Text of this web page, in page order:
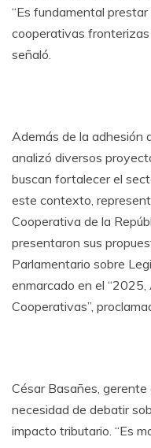
“Es fundamental
cooperativas
señaló.
Además de la adhesión
analizó diversos
buscan fortalecer el
este contexto,
Cooperativa de la
presentaron sus
Parlamentario sobre
enmarcado en el
Cooperativas”,
César Basañes,
necesidad de debatir
impacto tributario. “Es